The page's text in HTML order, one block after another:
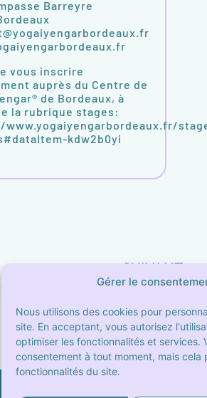
Gérer le
Nous utilisons des cookies pour
site. En acceptant, vous autorisez
optimiser les fonctionnalités et services.
consentement à tout moment, mais
fonctionnalités du site.
Barreyre
vous inscrire
auprès du Centre de
de Bordeaux, à
la rubrique stages:
kdw2b0yi
SUIVANT
Stage de Pentecôte avec Stéphane LALO à Marseille